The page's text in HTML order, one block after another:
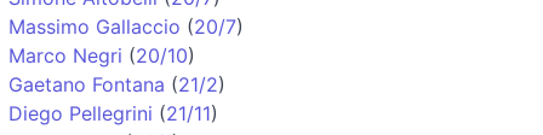
Massimo Gallaccio (20/7)
Marco Negri (20/10)
Gaetano Fontana (21/2)
Diego Pellegrini (21/11)